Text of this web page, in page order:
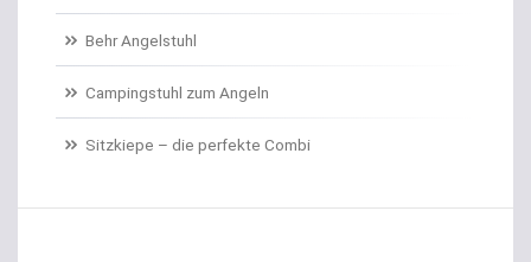
Assist Hooks
Auftriebskugeln
Auftriebssysteme für Köder
Baitcastrollen
Behr Angelstuhl
Campingstuhl zum Angeln
Sitzkiepe – die perfekte Combi